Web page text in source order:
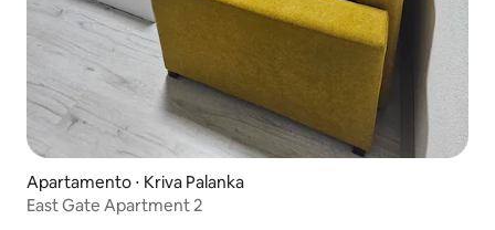
Apartamento ⋅ Kriva Palanka
East Gate Apartment 2